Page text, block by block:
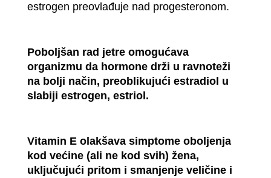
estrogen preovlađuje nad progesteronom.
Poboljšan rad jetre omogućava
organizmu da hormone drži u ravnoteži
na bolji način, preoblikujući estradiol u
slabiji estrogen, estriol.
Vitamin E olakšava simptome oboljenja
kod većine (ali ne kod svih) žena,
uključujući pritom i smanjenje veličine i